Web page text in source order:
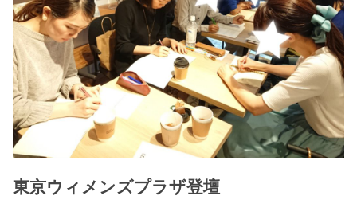
東京ウィメンズプラザ登壇